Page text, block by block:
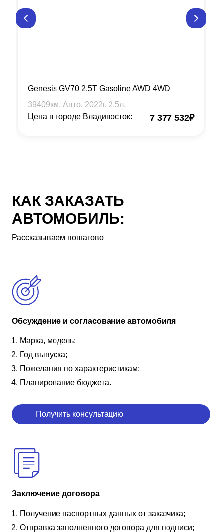
Genesis GV70 2.5T Gasoline AWD 4WD
39409км, Авто, 2022г, 2.5л.
Цена в городе Владивосток:
7 377 532₽
КАК ЗАКАЗАТЬ
АВТОМОБИЛЬ:
Рассказываем пошагово
Обсуждение и согласование автомобиля
Марка, модель;
Год выпуска;
Пожелания по характеристикам;
Планирование бюджета.
Получить консультацию
Заключение договора
Получение паспортных данных от заказчика;
Отправка заполненного договора для подписи;